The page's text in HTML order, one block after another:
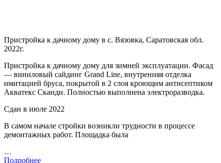
Пристройка к дачному дому в с. Вязовка, Саратовская обл.
2022г.
Пристройка к дачному дому для зимней эксплуатации. Фасад
— виниловый сайдинг Grand Line, внутренняя отделка
имитацией бруса, покрытой в 2 слоя кроющим антисептиком
Акватекс Сканди. Полностью выполнена электроразводка.
Сдан в июле 2022
В самом начале стройки возникли трудности в процессе
демонтажных работ. Площадка была
…
Подробнее